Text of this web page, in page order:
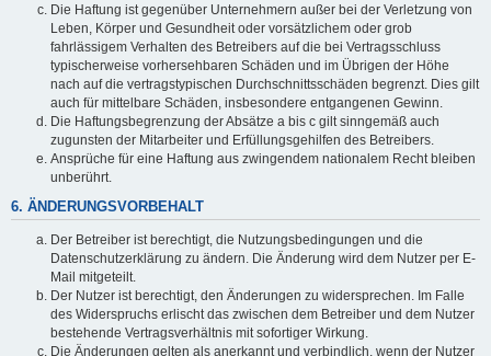
Die Haftung ist gegenüber Unternehmern außer bei der Verletzung von
Leben, Körper und Gesundheit oder vorsätzlichem oder grob
fahrlässigem Verhalten des Betreibers auf die bei Vertragsschluss
typischerweise vorhersehbaren Schäden und im Übrigen der Höhe
nach auf die vertragstypischen Durchschnittsschäden begrenzt. Dies gilt
auch für mittelbare Schäden, insbesondere entgangenen Gewinn.
Die Haftungsbegrenzung der Absätze a bis c gilt sinngemäß auch
zugunsten der Mitarbeiter und Erfüllungsgehilfen des Betreibers.
Ansprüche für eine Haftung aus zwingendem nationalem Recht bleiben
unberührt.
6. ÄNDERUNGSVORBEHALT
Der Betreiber ist berechtigt, die Nutzungsbedingungen und die
Datenschutzerklärung zu ändern. Die Änderung wird dem Nutzer per E-
Mail mitgeteilt.
Der Nutzer ist berechtigt, den Änderungen zu widersprechen. Im Falle
des Widerspruchs erlischt das zwischen dem Betreiber und dem Nutzer
bestehende Vertragsverhältnis mit sofortiger Wirkung.
Die Änderungen gelten als anerkannt und verbindlich, wenn der Nutzer